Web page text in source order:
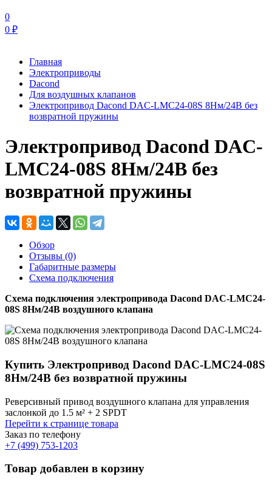
0
0 ₽
Главная
Электроприводы
Dacond
Для воздушных клапанов
Электропривод Dacond DAC-LMC24-08S 8Нм/24В без
возвратной пружины
Электропривод Dacond DAC-
LMC24-08S 8Нм/24В без
возвратной пружины
Обзор
Отзывы (0)
Габаритные размеры
Схема подключения
Схема подключения электропривода Dacond DAC-LMC24-
08S 8Нм/24В воздушного клапана
Купить Электропривод Dacond DAC-LMC24-08S
8Нм/24В без возвратной пружины
Реверсивный привод воздушного клапана для управления
заслонкой до 1.5 м² + 2 SPDT
Перейти к странице товара
Заказ по телефону
+7 (499) 753-1203
Товар добавлен в корзину